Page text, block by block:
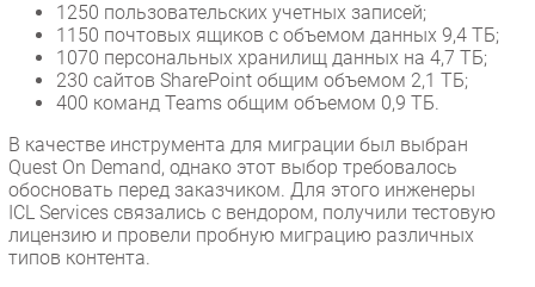
1250 пользовательских учетных записей;
1150 почтовых ящиков с объемом данных 9,4 ТБ;
1070 персональных хранилищ данных на 4,7 ТБ;
230 сайтов SharePoint общим объемом 2,1 ТБ;
400 команд Teams общим объемом 0,9 ТБ.
В качестве инструмента для миграции был выбран
Quest On Demand, однако этот выбор требовалось
обосновать перед заказчиком. Для этого инженеры
ICL Services связались с вендором, получили тестовую
лицензию и провели пробную миграцию различных
типов контента.